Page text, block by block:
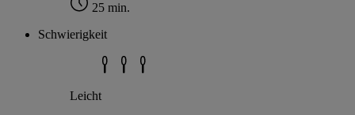
25 min.
Schwierigkeit
Leicht